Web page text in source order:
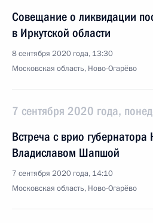
Совещание о ликвидации
в Иркутской области
8 сентября 2020 года, 13:30
Московская область, Ново-Огарёво
7 сентября 2020 года,
Встреча с врио губернатора
Владиславом Шапшой
7 сентября 2020 года, 14:10
Московская область, Ново-Огарёво